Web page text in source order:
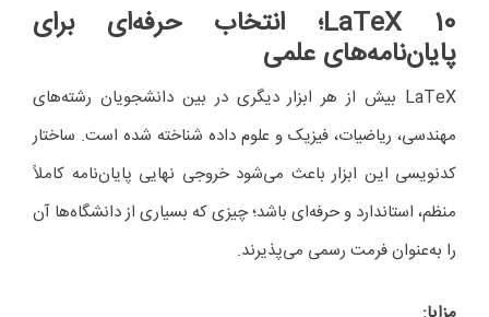
10 LaTeX ؛ انتخاب حرفه‌ای برای
پایان‌نامه‌های علمی
LaTeX بیش از هر ابزار دیگری در بین دانشجویان رشته‌های
مهندسی، ریاضیات، فیزیک و علوم داده شناخته شده است. ساختار
کدنویسی این ابزار باعث می‌شود خروجی نهایی پایان‌نامه کاملاً
منظم، استاندارد و حرفه‌ای باشد؛ چیزی که بسیاری از دانشگاه‌ها آن
را به‌عنوان فرمت رسمی می‌پذیرند.